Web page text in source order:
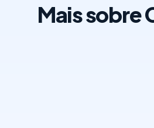
Mais sobre